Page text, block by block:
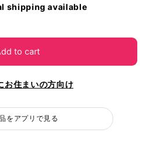
shipping available
to cart
お住まいの方向け
をアプリで見る